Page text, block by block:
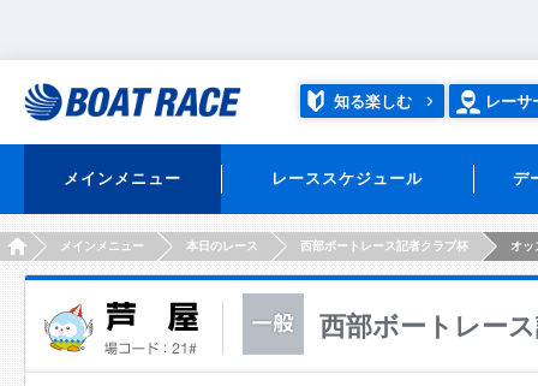
知る楽しむ レーサ
メインメニュー レーススケジュール デ
HOMEメインメニュー 本日のレース 西部ボートレース記者クラブ杯 オッ
西部ボートレー